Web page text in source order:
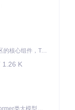
作为 Ascend for PyTorch 社区的核心组件，TorchNPU 是昇腾专为 PyTorch 打造的深度学习适配插件，使 PyTorch 框架能够直接调用昇腾 NPU，为开发者提供昇腾 AI 处理器的超强算力。
1.26 K
本项目是CANN提供的transformer类大模型算子库，实现网络在NPU上加速计算。